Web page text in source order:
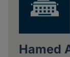
Hamed